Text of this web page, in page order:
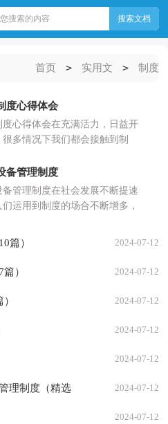
首页 > 实用文 > 制度
度心得体会
度心得体会在充满活力，日益开
多情况下我们都会接触到制
们该怎么拟定...
备管理制度
备管理制度在社会发展不断提速
运用到制度的场合不断增多，
指在一定历...
篇） 2024-07-12
） 2024-07-12
2024-07-12
2024-07-12
2024-07-12
理制度（精选 2024-07-12
2024-07-12